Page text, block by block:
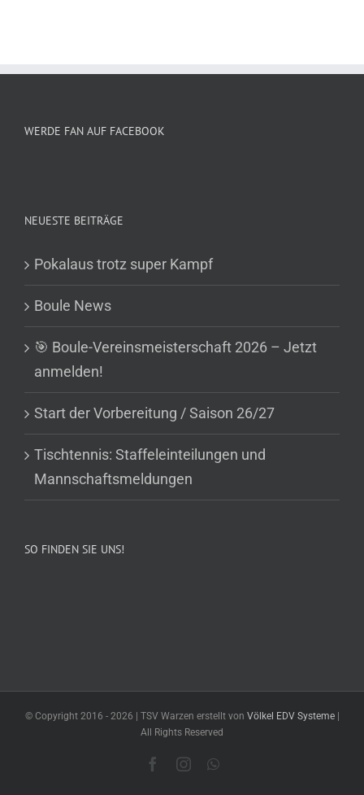
WERDE FAN AUF FACEBOOK
NEUESTE BEITRÄGE
Pokalaus trotz super Kampf
Boule News
🎯 Boule-Vereinsmeisterschaft 2026 – Jetzt
anmelden!
Start der Vorbereitung / Saison 26/27
Tischtennis: Staffeleinteilungen und
Mannschaftsmeldungen
SO FINDEN SIE UNS!
© Copyright 2016 - 2026 | TSV Warzen erstellt von Völkel EDV Systeme|
All Rights Reserved
FacebookInstagramWhatsApp